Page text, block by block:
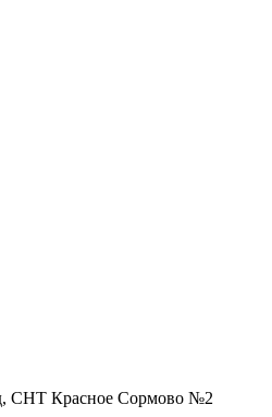
СНТ Красное Сормово №2